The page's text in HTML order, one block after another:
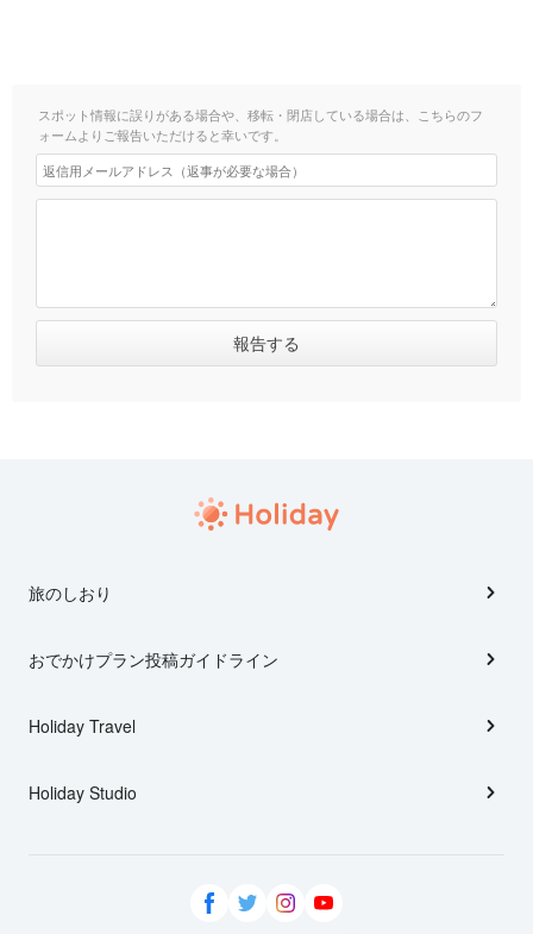
スポット情報に誤りがある場合や、移転・閉店している場合は、こちらのフ
ォームよりご報告いただけると幸いです。
旅のしおり
おでかけプラン投稿ガイドライン
Holiday Travel
Holiday Studio